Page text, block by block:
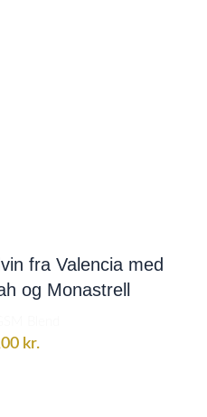
fra Valencia med
og Monastrell
kr.